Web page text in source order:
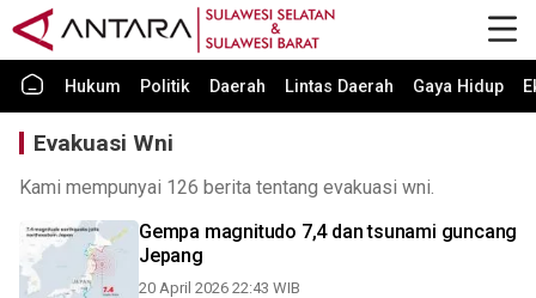
Hukum Politik Daerah Lintas Daerah Gaya Hidup
Evakuasi Wni
Kami mempunyai 126 berita tentang evakuasi wni.
Gempa magnitudo 7,4 dan tsunami guncang
Jepang
20 April 2026 22:43 WIB